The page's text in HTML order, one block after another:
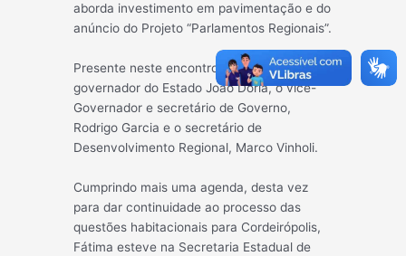
aborda investimento em pavimentação e do
anúncio do Projeto “Parlamentos Regionais”.
Presente neste encontro estava o
governador do Estado João Doria, o vice-
Governador e secretário de Governo,
Rodrigo Garcia e o secretário de
Desenvolvimento Regional, Marco Vinholi.
Cumprindo mais uma agenda, desta vez
para dar continuidade ao processo das
questões habitacionais para Cordeirópolis,
Fátima esteve na Secretaria Estadual de